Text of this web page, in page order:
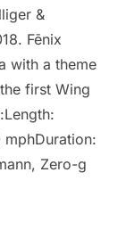
&
Fēnix
with a theme
first Wing
Zero-g